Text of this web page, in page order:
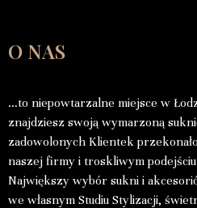
O NAS
…to niepowtarzalne miejsce w
znajdziesz swoją wymarzoną
zadowolonych Klientek
naszej firmy i troskliwym
Największy wybór sukni i
we własnym Studiu Stylizacji,